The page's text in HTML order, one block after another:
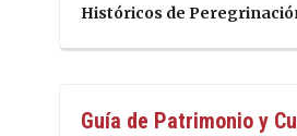
Históricos de
Guía de Patrimonio y